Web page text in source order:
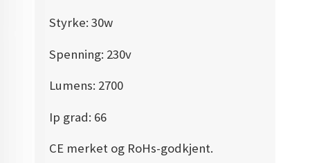
Styrke: 30w
Spenning: 230v
Lumens: 2700
Ip grad: 66
CE merket og RoHs-godkjent.